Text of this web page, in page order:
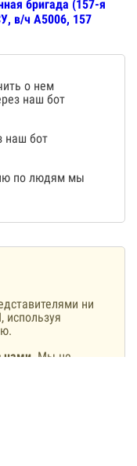
бригада (157-я
в/ч А5006, 157
о нем
наш бот
наш бот
по людям мы
ни
, используя
нами . Мы не